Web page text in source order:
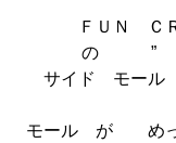
ＦＵＮ Ｃ
の ”
サイド モー
モール が め